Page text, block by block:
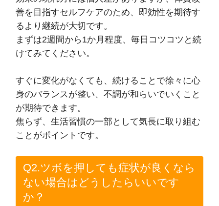
善を目指すセルフケアのため、即効性を期待す
るより継続が大切です。
まずは2週間から1か月程度、毎日コツコツと続
けてみてください。
すぐに変化がなくても、続けることで徐々に心
身のバランスが整い、不調が和らいでいくこと
が期待できます。
焦らず、生活習慣の一部として気長に取り組む
ことがポイントです。
Q2.ツボを押しても症状が良くなら
ない場合はどうしたらいいです
か？